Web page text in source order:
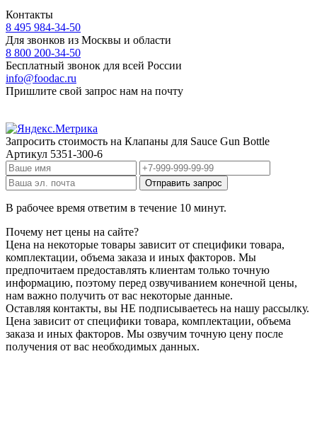
Контакты
8 495 984-34-50
Для звонков из Москвы и области
8 800 200-34-50
Бесплатный звонок для всей России
info@foodac.ru
Пришлите свой запрос нам на почту
Запросить стоимость на Клапаны для Sauce Gun Bottle
Артикул 5351-300-6
В рабочее время ответим в течение 10 минут.
Почему нет цены на сайте?
Цена на некоторые товары зависит от специфики товара,
комплектации, объема заказа и иных факторов. Мы
предпочитаем предоставлять клиентам только точную
информацию, поэтому перед озвучиванием конечной цены,
нам важно получить от вас некоторые данные.
Оставляя контакты, вы НЕ подписываетесь на нашу рассылку.
Цена зависит от специфики товара, комплектации, объема
заказа и иных факторов. Мы озвучим точную цену после
получения от вас необходимых данных.